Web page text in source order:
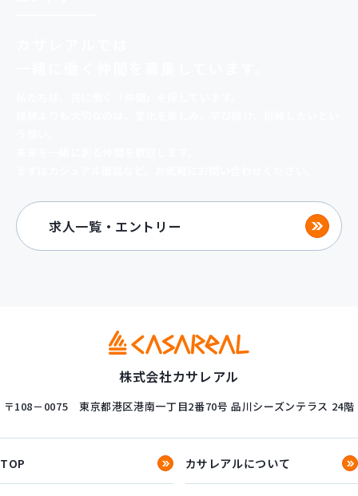
求人一覧・エントリー
株式会社カサレアル
〒108－0075 東京都港区港南一丁目2番70号 品川シーズンテラス 24階
TOP カサレアルについて